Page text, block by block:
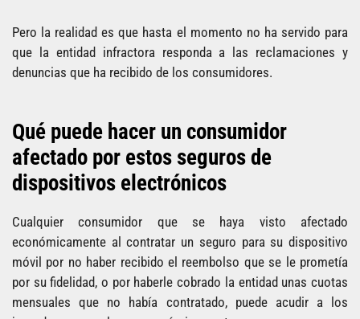
Pero la realidad es que hasta el momento no ha servido para
que la entidad infractora responda a las reclamaciones y
denuncias que ha recibido de los consumidores.
Qué puede hacer un consumidor
afectado por estos seguros de
dispositivos electrónicos
Cualquier consumidor que se haya visto afectado
económicamente al contratar un seguro para su dispositivo
móvil por no haber recibido el reembolso que se le prometía
por su fidelidad, o por haberle cobrado la entidad unas cuotas
mensuales que no había contratado, puede acudir a los